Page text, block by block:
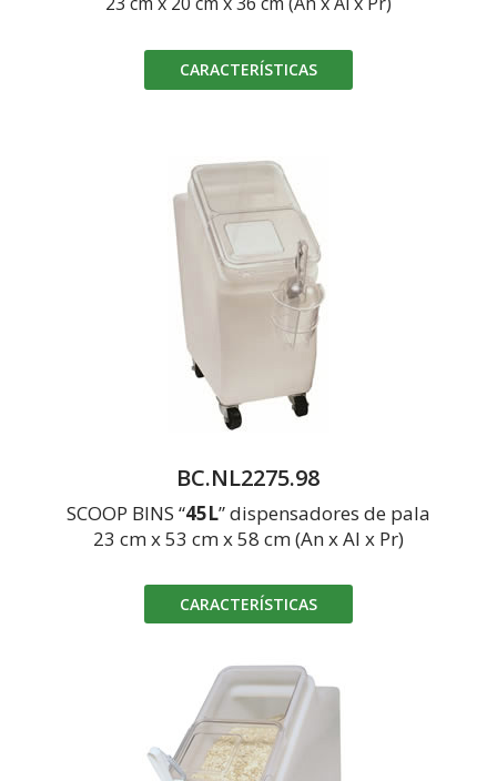
CARACTERÍSTICAS
BC.NL2275.98
SCOOP BINS “45L” dispensadores de pala
23 cm x 53 cm x 58 cm (An x Al x Pr)
CARACTERÍSTICAS